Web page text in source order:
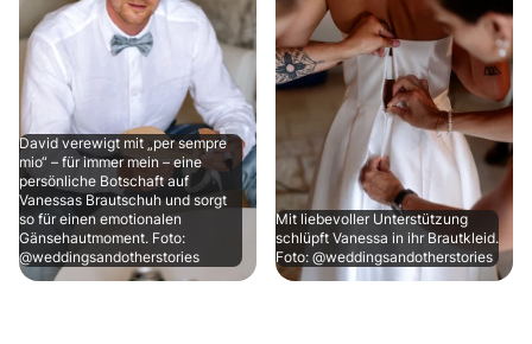
David verewigt mit „per sempre
mio“ – für immer mein – eine
persönliche Botschaft auf
Vanessas Brautschuh und sorgt
so für einen emotionalen
Gänsehautmoment. Foto:
@weddingsandotherstories
Mit liebevoller Unterstützung
schlüpft Vanessa in ihr Brautkleid.
Foto: @weddingsandotherstories